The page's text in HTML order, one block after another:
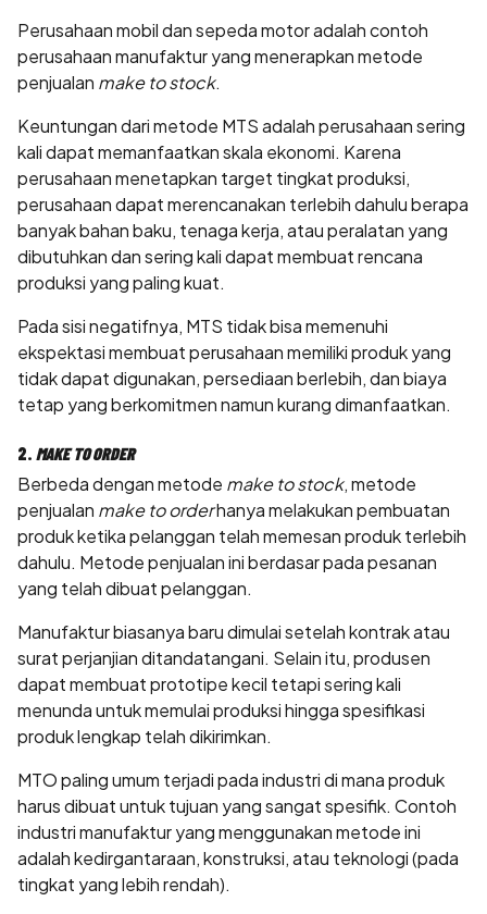
Perusahaan mobil dan sepeda motor adalah contoh
perusahaan manufaktur yang menerapkan metode
penjualan make to stock.
Keuntungan dari metode MTS adalah perusahaan sering
kali dapat memanfaatkan skala ekonomi. Karena
perusahaan menetapkan target tingkat produksi,
perusahaan dapat merencanakan terlebih dahulu berapa
banyak bahan baku, tenaga kerja, atau peralatan yang
dibutuhkan dan sering kali dapat membuat rencana
produksi yang paling kuat.
Pada sisi negatifnya, MTS tidak bisa memenuhi
ekspektasi membuat perusahaan memiliki produk yang
tidak dapat digunakan, persediaan berlebih, dan biaya
tetap yang berkomitmen namun kurang dimanfaatkan.
2. MAKE TO ORDER
Berbeda dengan metode make to stock, metode
penjualan make to orderhanya melakukan pembuatan
produk ketika pelanggan telah memesan produk terlebih
dahulu. Metode penjualan ini berdasar pada pesanan
yang telah dibuat pelanggan.
Manufaktur biasanya baru dimulai setelah kontrak atau
surat perjanjian ditandatangani. Selain itu, produsen
dapat membuat prototipe kecil tetapi sering kali
menunda untuk memulai produksi hingga spesifikasi
produk lengkap telah dikirimkan.
MTO paling umum terjadi pada industri di mana produk
harus dibuat untuk tujuan yang sangat spesifik. Contoh
industri manufaktur yang menggunakan metode ini
adalah kedirgantaraan, konstruksi, atau teknologi (pada
tingkat yang lebih rendah).